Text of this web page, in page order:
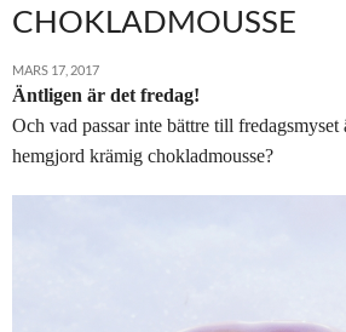
CHOKLADMOUSSE
MARS 17, 2017
Äntligen är det fredag!
Och vad passar inte bättre till fredagsmyset
hemgjord krämig chokladmousse?